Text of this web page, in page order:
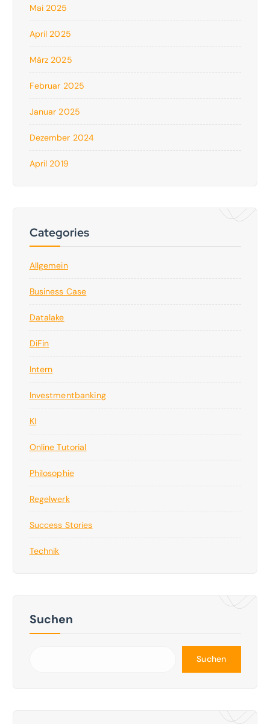
Mai 2025
April 2025
März 2025
Februar 2025
Januar 2025
Dezember 2024
April 2019
Categories
Allgemein
Business Case
Datalake
DiFin
Intern
Investmentbanking
KI
Online Tutorial
Philosophie
Regelwerk
Success Stories
Technik
Suchen
Suchen